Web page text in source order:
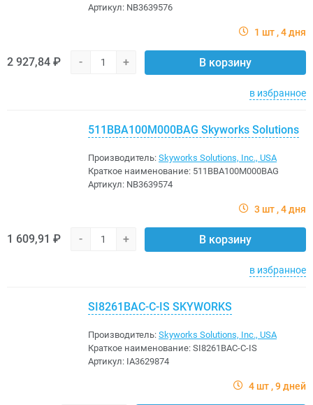
Артикул: NB3639576
1 шт 4 дня
2 927,84 ₽ - + В корзину
в избранное
511BBA100M000BAG Skyworks Solutions
Производитель: Skyworks Solutions, Inc., USA
Краткое наименование: 511BBA100M000BAG
Артикул: NB3639574
3 шт 4 дня
1 609,91 ₽ - + В корзину
в избранное
SI8261BAC-C-IS SKYWORKS
Производитель: Skyworks Solutions, Inc., USA
Краткое наименование: SI8261BAC-C-IS
Артикул: IA3629874
4 шт 9 дней